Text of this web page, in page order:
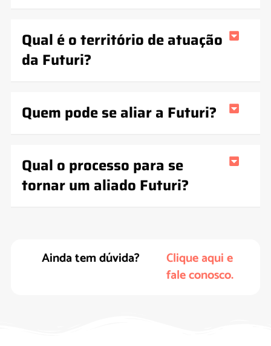
Qual é o território de atuação
da Futuri?
Quem pode se aliar a Futuri?
Qual o processo para se
tornar um aliado Futuri?
Ainda tem dúvida?
Clique aqui e
fale conosco.